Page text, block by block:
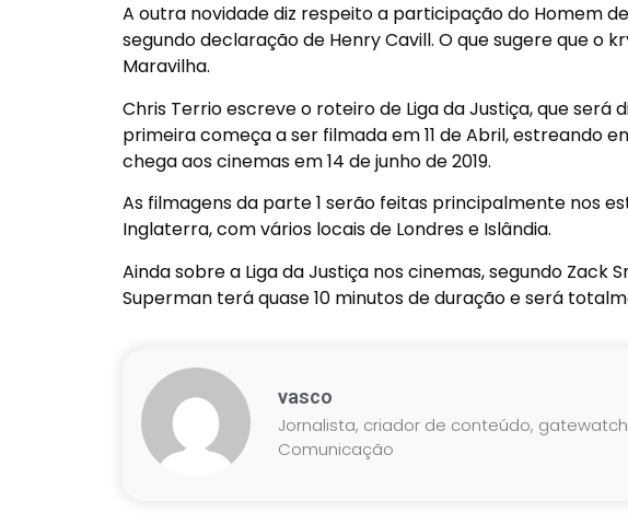
A outra novidade diz respeito a participação do Homem
segundo declaração de Henry Cavill. O que sugere que o
Maravilha.
Chris Terrio escreve o roteiro de Liga da Justiça, que será
primeira começa a ser filmada em 11 de Abril, estreando
chega aos cinemas em 14 de junho de 2019.
As filmagens da parte 1 serão feitas principalmente nos
Inglaterra, com vários locais de Londres e Islândia.
Ainda sobre a Liga da Justiça nos cinemas, segundo Zack
Superman terá quase 10 minutos de duração e será
vasco
Jornalista, criador de conteúdo,
Comunicação